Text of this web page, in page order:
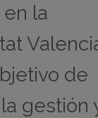
la
de
gestión